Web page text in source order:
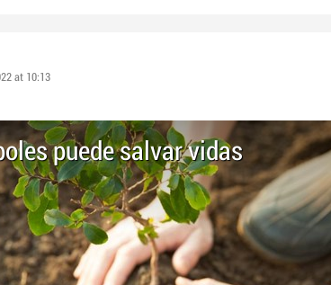
at 10:13
puede salvar vidas